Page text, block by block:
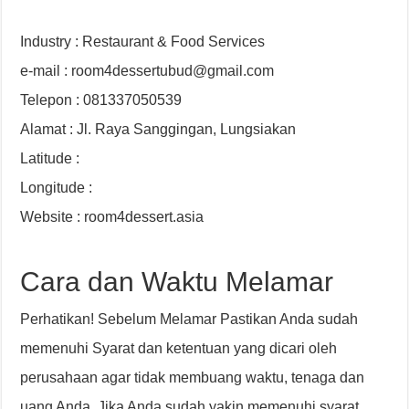
Industry : Restaurant & Food Services
e-mail : room4dessertubud@gmail.com
Telepon : 081337050539
Alamat : Jl. Raya Sanggingan, Lungsiakan
Latitude :
Longitude :
Website : room4dessert.asia
Cara dan Waktu Melamar
Perhatikan! Sebelum Melamar Pastikan Anda sudah
memenuhi Syarat dan ketentuan yang dicari oleh
perusahaan agar tidak membuang waktu, tenaga dan